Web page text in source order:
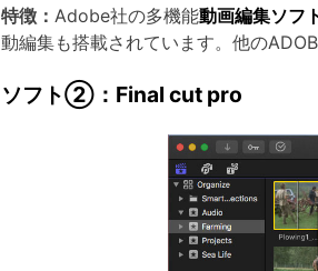
特徴： Adobe社の多機能動画編集ソフ
動編集も搭載されています。他の
ソフト②：Final cut pro